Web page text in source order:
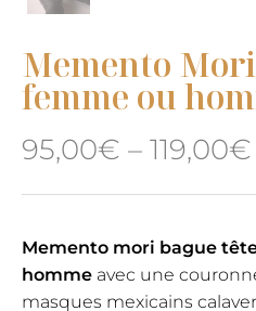
Memento
femme ou
95,00€ – 119,00€
Memento mori bague
homme avec une
masques mexicains